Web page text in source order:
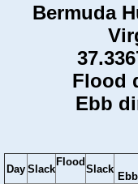
Bermuda
Flood
Ebb
Day Slack
Flood
Slack
Ebb